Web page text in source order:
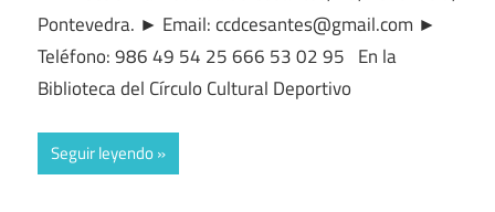
Pontevedra. ► Email: ccdcesantes@gmail.com ►
Teléfono: 986 49 54 25 666 53 02 95 En la
Biblioteca del Círculo Cultural Deportivo
Seguir leyendo